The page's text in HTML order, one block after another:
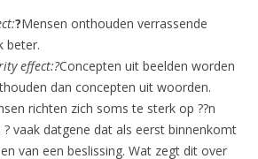
?Mensen onthouden verrassende
beter.
effect:?Concepten uit beelden worden
dan concepten uit woorden.
richten zich soms te sterk op ??n
vaak datgene dat als eerst binnenkomt
van een beslissing. Wat zegt dit over